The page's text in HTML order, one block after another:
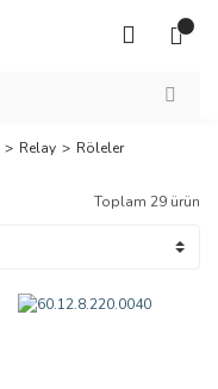
Relay Röleler
Toplam 29 ürün